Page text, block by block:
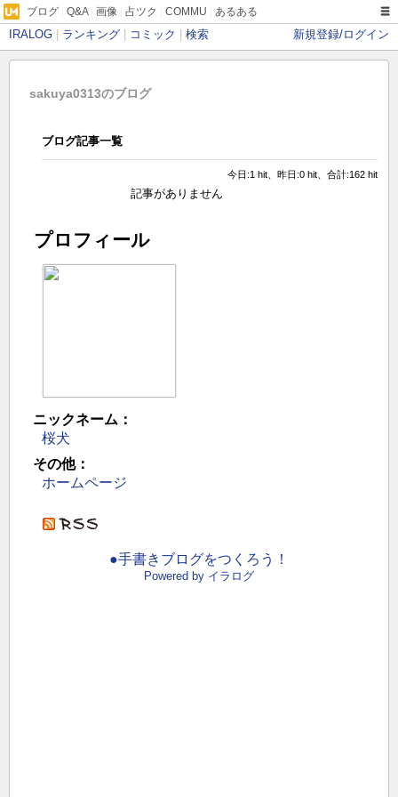
ブログ Q&A| 画像 占ツク COMMU あるある
IRALOG ランキング コミック 検索 新規登録/ログイン
sakuya0313のブログ
ブログ記事一覧
今日:1 hit、昨日:0 hit、合計:162 hit
記事がありません
プロフィール
ニックネーム：
桜犬
その他：
ホームページ
●手書きブログをつくろう！
Powered by イラログ